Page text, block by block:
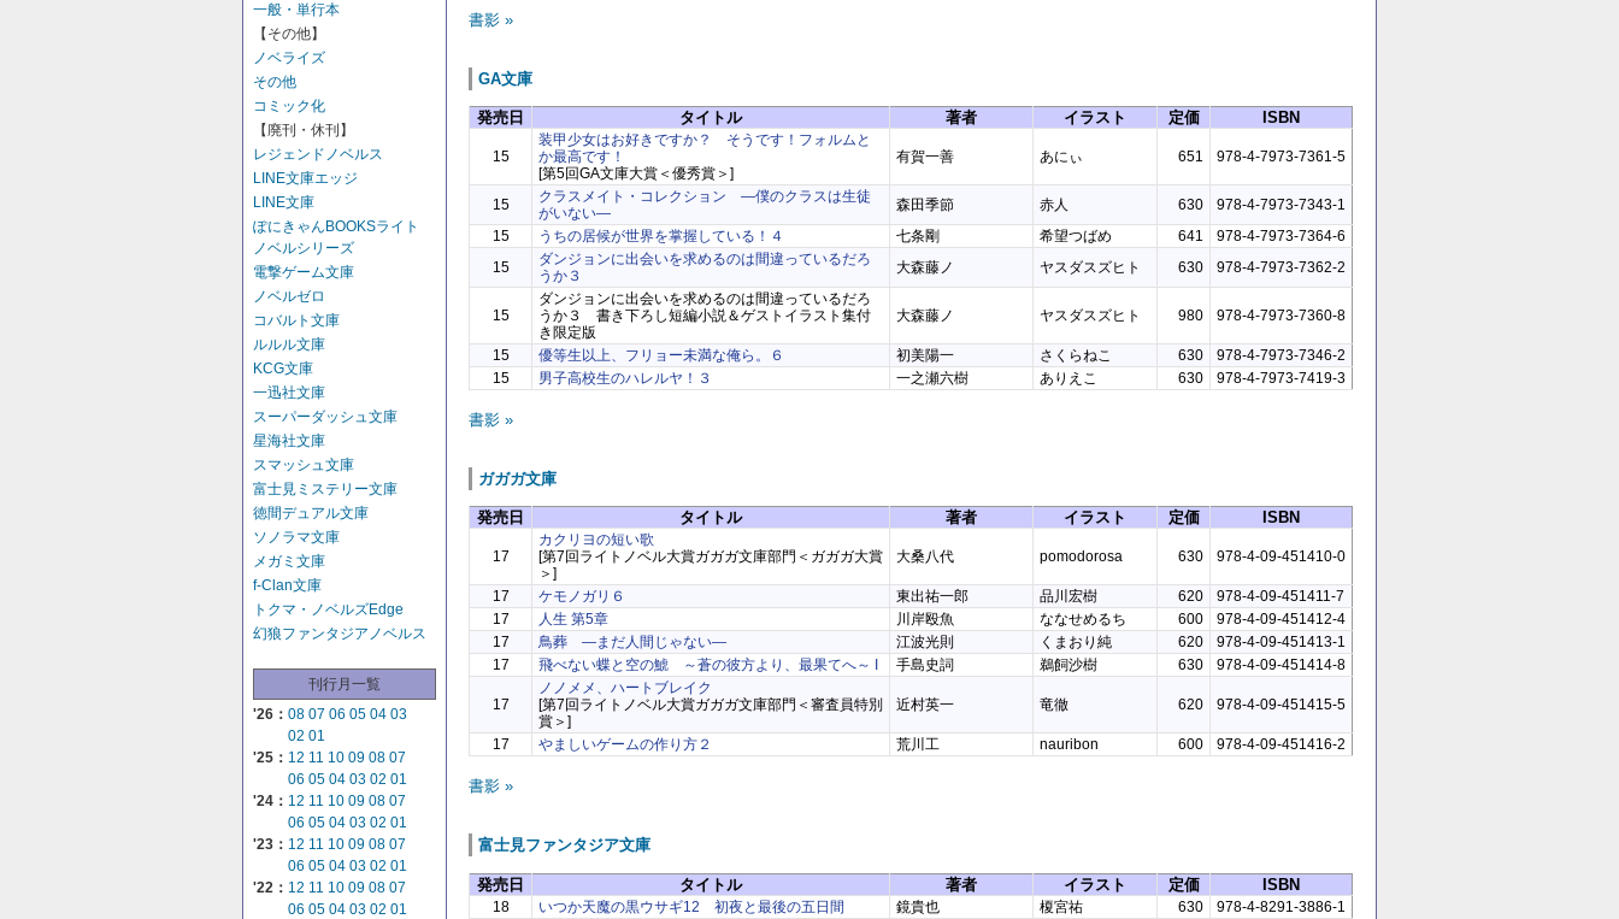
一般・単行本
【その他】
ノベライズ
その他
コミック化
【廃刊・休刊】
レジェンドノベルス
LINE文庫エッジ
LINE文庫
ぽにきゃんBOOKSライト
ノベルシリーズ
電撃ゲーム文庫
ノベルゼロ
コバルト文庫
ルルル文庫
KCG文庫
一迅社文庫
スーパーダッシュ文庫
星海社文庫
スマッシュ文庫
富士見ミステリー文庫
徳間デュアル文庫
ソノラマ文庫
メガミ文庫
f-Clan文庫
トクマ・ノベルズEdge
幻狼ファンタジアノベルス
刊行月一覧
'26： 08 07 06 05 04 03
02 01
'25： 12 11 10 09 08 07
06 05 04 03 02 01
'24： 12 11 10 09 08 07
06 05 04 03 02 01
'23： 12 11 10 09 08 07
06 05 04 03 02 01
'22： 12 11 10 09 08 07
06 05 04 03 02 01
書影 »
GA文庫
発売日 タイトル 著者 イラスト 定価 ISBN
15
装甲少女はお好きですか？ そうです！フォルムと
か最高です！
[第5回GA文庫大賞＜優秀賞＞]
有賀一善 あにぃ 651 978-4-7973-7361-5
15
クラスメイト・コレクション ―僕のクラスは生徒
がいない―
森田季節 赤人 630
978-4-7973-7343-1
15
うちの居候が世界を掌握している！４ 七条剛 希望つばめ 641
978-4-7973-7364-6
15
ダンジョンに出会いを求めるのは間違っているだろ
うか３
大森藤ノ ヤスダスズヒト 630 978-4-7973-7362-2
15
ダンジョンに出会いを求めるのは間違っているだろ
うか３ 書き下ろし短編小説＆ゲストイラスト集付
き限定版
大森藤ノ ヤスダスズヒト 980 978-4-7973-7360-8
15 優等生以上、フリョー未満な俺ら。６ 初美陽一 さくらねこ 630
978-4-7973-7346-2
15
男子高校生のハレルヤ！３ 一之瀬六樹 ありえこ 630 978-4-7973-7419-3
書影 »
ガガガ文庫
発売日 タイトル 著者 イラスト 定価 ISBN
17
カクリヨの短い歌
[第7回ライトノベル大賞ガガガ文庫部門＜ガガガ大賞
＞]
大桑八代 pomodorosa 630 978-4-09-451410-0
17 ケモノガリ６ 東出祐一郎 品川宏樹 620
978-4-09-451411-7
17
人生 第5章 川岸殴魚 ななせめるち 600
978-4-09-451412-4
17
鳥葬 ―まだ人間じゃない― 江波光則 くまおり純 620
978-4-09-451413-1
17
飛べない蝶と空の鯱 ～蒼の彼方より、最果てへ～ I 手島史詞 鵜飼沙樹 630 978-4-09-451414-8
17
ノノメメ、ハートブレイク
[第7回ライトノベル大賞ガガガ文庫部門＜審査員特別
賞＞]
近村英一 竜徹 620 978-4-09-451415-5
17 やましいゲームの作り方２ 荒川工 nauribon 600 978-4-09-451416-2
書影 »
富士見ファンタジア文庫
発売日 タイトル 著者 イラスト 定価 ISBN
18 いつか天魔の黒ウサギ12 初夜と最後の五日間 鏡貴也 榎宮祐 630
978-4-8291-3886-1